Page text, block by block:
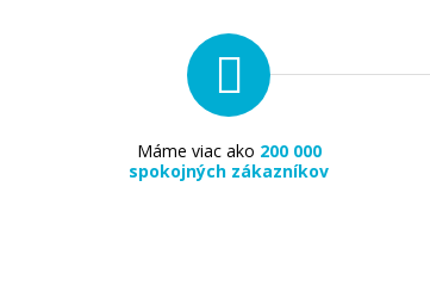
310 €
Máme viac ako 200 000
spokojných zákazníkov